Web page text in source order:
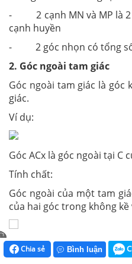
- 2 cạnh MN và MP là 2
cạnh huyền
- 2 góc nhọn có tổng số
2. Góc ngoài tam giác
Góc ngoài tam giác là
giác.
Ví dụ:
Góc ACx là góc ngoài tại C
Tính chất:
Góc ngoài của một tam
của hai góc trong không kề
Chia sẻ Bình luận